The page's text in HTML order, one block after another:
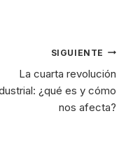
SIGUIENTE
La cuarta revolución
¿qué es y cómo
nos afecta?